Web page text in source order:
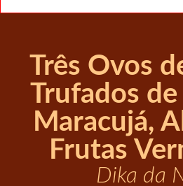
Três Ovos
Trufados
Maracujá,
Frutas
Dika da